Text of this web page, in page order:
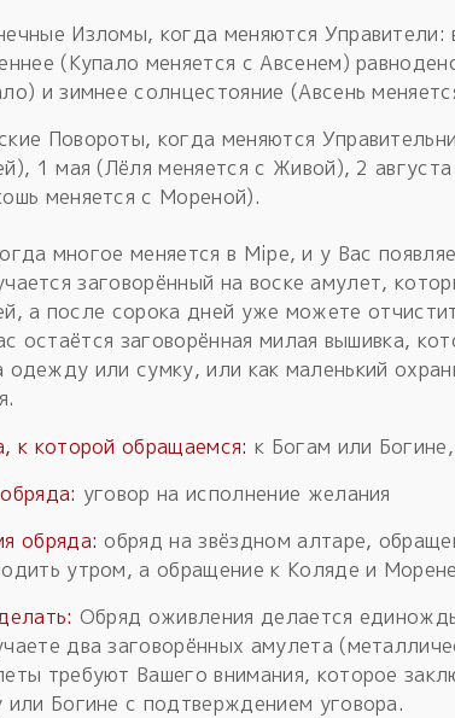
Изломы, когда меняются Управители:
(Купало меняется с Авсенем)
и зимнее солнцестояние (Авсень
Повороты, когда меняются
1 мая (Лёля меняется с Живой), 2
меняется с Мореной).
многое меняется в Мiре, и у Вас
заговорённый на воске амулет,
а после сорока дней уже можете
остаётся заговорённая милая вышивка,
одежду или сумку, или как маленький
к которой обращаемся: к Богам или
уговор на исполнение желания
обряда: обряд на звёздном алтаре,
утром, а обращение к Коляде и
Обряд оживления делается
два заговорённых амулета
требуют Вашего внимания, которое
или Богине с подтверждением уговора.